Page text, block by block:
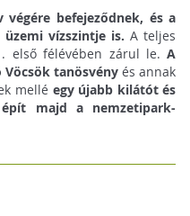
befejeződnek, és a
vízszintje is. A teljes
első félévében zárul le.A
tanösvény és annak
mellé egy újabb kilátót és
majd a nemzetipark-